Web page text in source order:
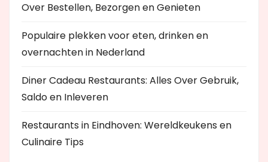
Over Bestellen, Bezorgen en Genieten
Populaire plekken voor eten, drinken en
overnachten in Nederland
Diner Cadeau Restaurants: Alles Over Gebruik,
Saldo en Inleveren
Restaurants in Eindhoven: Wereldkeukens en
Culinaire Tips